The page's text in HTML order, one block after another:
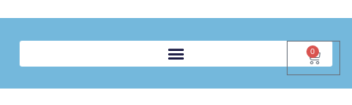
0